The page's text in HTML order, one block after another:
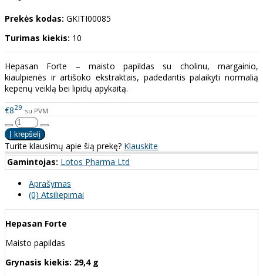
Prekės kodas: GKITI00085
Turimas kiekis: 10
Hepasan Forte – maisto papildas su cholinu, margainio,
kiaulpienės ir artišoko ekstraktais, padedantis palaikyti normalią
kepenų veiklą bei lipidų apykaitą.
€829 su PVM
Turite klausimų apie šią prekę? Klauskite
Gamintojas: Lotos Pharma Ltd
Aprašymas
(0) Atsiliepimai
Hepasan Forte
Maisto papildas
Grynasis kiekis: 29,4 g